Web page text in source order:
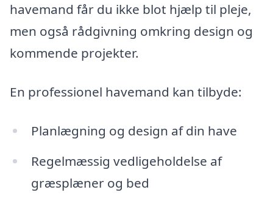
havemand får du ikke blot hjælp til pleje,
men også rådgivning omkring design og
kommende projekter.
En professionel havemand kan tilbyde:
Planlægning og design af din have
Regelmæssig vedligeholdelse af
græsplæner og bed